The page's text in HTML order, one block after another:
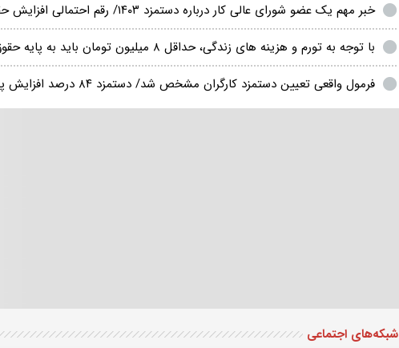
خبر مهم یک عضو شورای عالی کار درباره دستمزد ۱۴۰۳/ رقم احتمالی افزایش حقوق کارگران مشخص شد
با توجه به تورم و هزینه های زندگی، حداقل ۸ میلیون تومان باید به پایه حقوق کارگران اضافه شود
فرمول واقعی تعیین دستمزد کارگران مشخص شد/ دستمزد ۸۴ درصد افزایش پیدا کرد؟
شبکه‌های اجتماعی